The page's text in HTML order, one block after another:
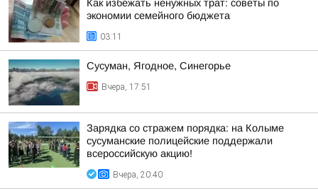
Как избежать ненужных трат: советы по
экономии семейного бюджета
03:11
Сусуман, Ягодное, Синегорье
Вчера, 17:51
Зарядка со стражем порядка: на Колыме
сусуманские полицейские поддержали
всероссийскую акцию!
Вчера, 20:40